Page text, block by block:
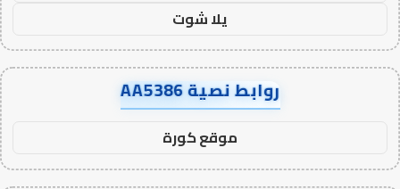
يلا شوت
روابط نصية AA5386
موقع كورة